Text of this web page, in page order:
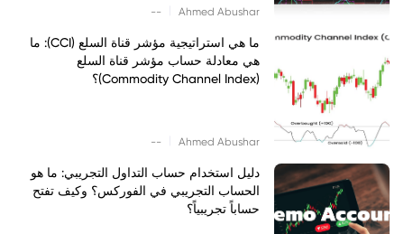
Ahmed Abushar
--
ما هي استراتيجية مؤشر قناة السلع (CCI): ما
هي معادلة حساب مؤشر قناة السلع
(Commodity Channel Index)؟
Ahmed Abushar
--
دليل استخدام حساب التداول التجريبي: ما هو
الحساب التجريبي في الفوركس؟ وكيف تفتح
حساباً تجريبياً؟